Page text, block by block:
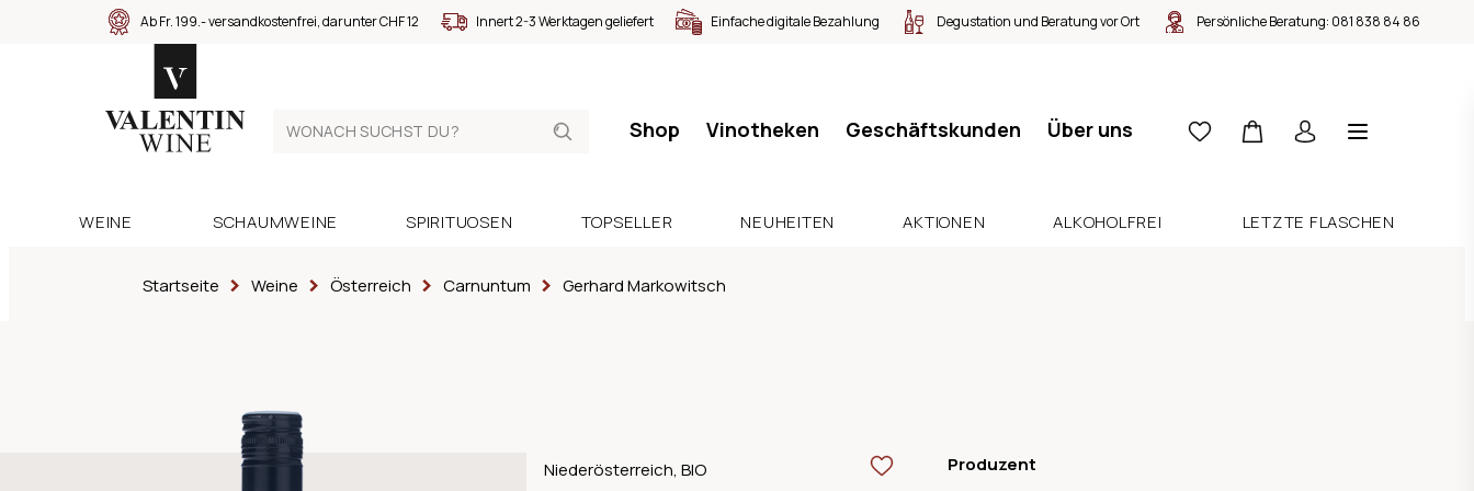
Ab Fr. 199.- versandkostenfrei, darunter CHF 12 Innert 2-3 Werktagen geliefert Einfache digitale Bezahlung Degustation und Beratung vor Ort Persönliche Beratung: 081 838 84 86
Shop Vinotheken Geschäftskunden Über uns
WEINE SCHAUMWEINE SPIRITUOSEN TOPSELLER NEUHEITEN AKTIONEN ALKOHOLFREI LETZTE FLASCHEN
Startseite Weine Österreich Carnuntum Gerhard Markowitsch
Niederösterreich, BIO
Produzent